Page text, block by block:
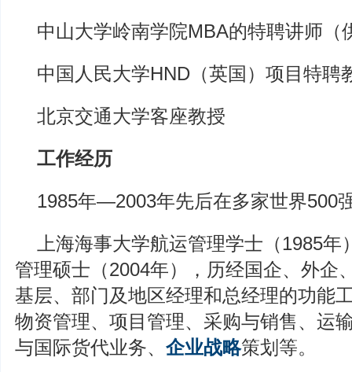
中山大学岭南学院MBA的特聘讲师（
中国人民大学HND（英国）项目特聘
北京交通大学客座教授
工作经历
1985年—2003年先后在多家世界500
上海海事大学航运管理学士（1985
管理硕士（2004年），历经国企、外企
基层、部门及地区经理和总经理的功能
物资管理、项目管理、采购与销售、运
与国际货代业务、 企业战略策划等。